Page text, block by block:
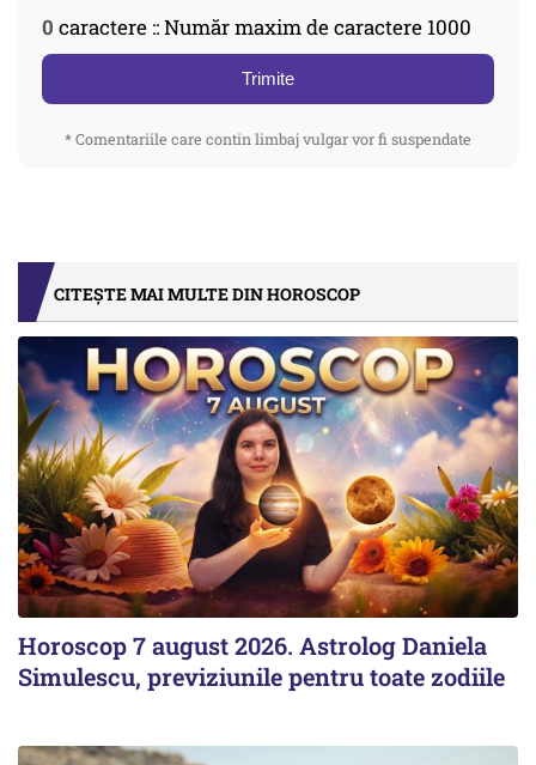
0 caractere :: Număr maxim de caractere 1000
Trimite
* Comentariile care contin limbaj vulgar vor fi suspendate
CITEȘTE MAI MULTE DIN HOROSCOP
Horoscop 7 august 2026. Astrolog Daniela
Simulescu, previziunile pentru toate zodiile